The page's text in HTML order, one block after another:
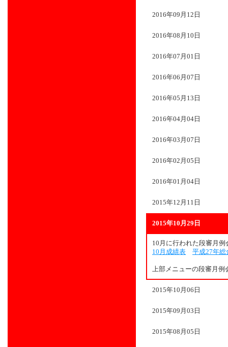
2016年09月12日
2016年08月10日
2016年07月01日
2016年06月07日
2016年05月13日
2016年04月04日
2016年03月07日
2016年02月05日
2016年01月04日
2015年12月11日
2015年10月29日
10月に行われた段審月
10月成績表
平成27年総
上部メニューの段審月例
2015年10月06日
2015年09月03日
2015年08月05日